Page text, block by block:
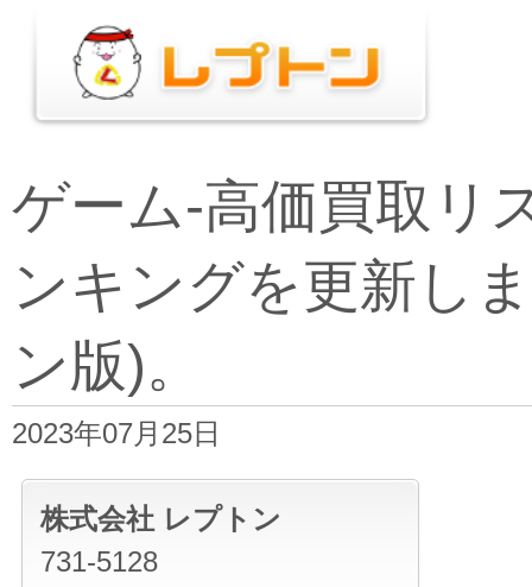
株式会社 レプトン
731-5128
ゲーム-高価買取リ
ンキングを更新し
ン版)。
2023年07月25日